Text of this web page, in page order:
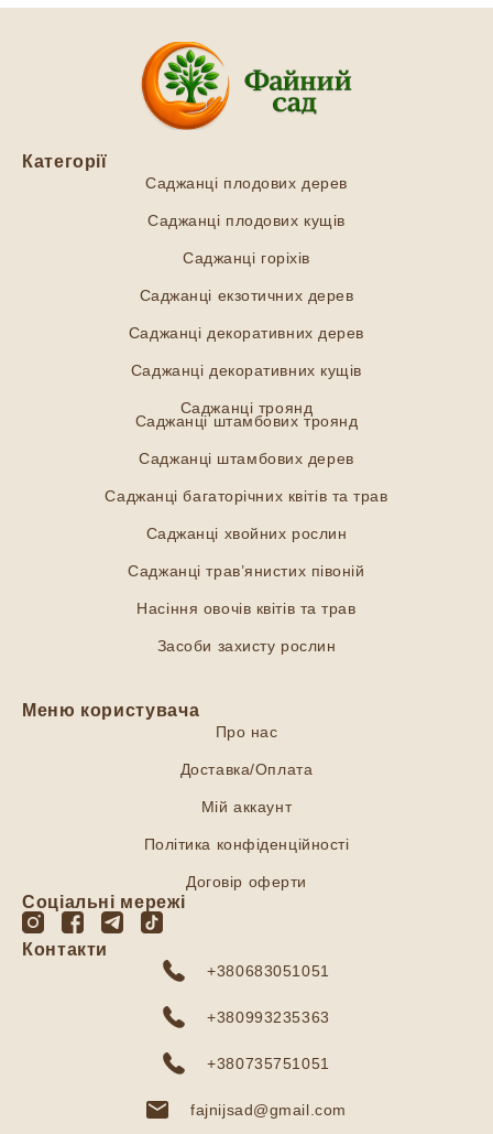
Категорії
Саджанці плодових дерев
Саджанці плодових кущів
Саджанці горіхів
Саджанці екзотичних дерев
Саджанці декоративних дерев
Саджанці декоративних кущів
Саджанці троянд
Саджанці штамбових троянд
Саджанці штамбових дерев
Саджанці багаторічних квітів та трав
Саджанці хвойних рослин
Саджанці трав’янистих півоній
Насіння овочів квітів та трав
Засоби захисту рослин
Меню користувача
Про нас
Доставка/Оплата
Мій аккаунт
Політика конфіденційності
Договір оферти
Соціальні мережі
Контакти
+380683051051
+380993235363
+380735751051
fajnijsad@gmail.com